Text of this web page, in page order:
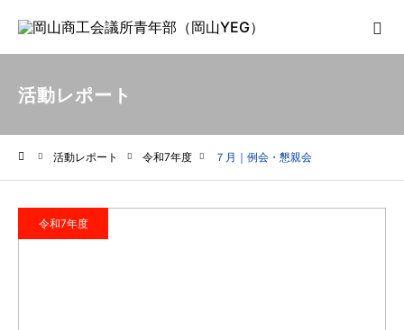
活動レポート
活動レポート 令和7年度 ７月｜例会・懇親会
令和7年度